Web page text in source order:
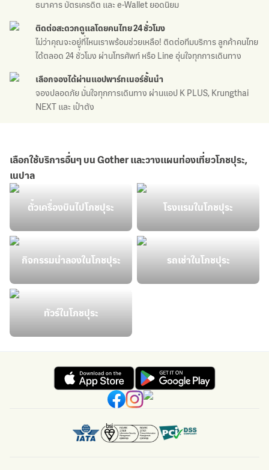
ธนาคาร บัตรเครดิต และ e-Wallet ยอดนิยม
ติดต่อสะดวกดูแลโดยคนไทย 24 ชั่วโมง
ไม่ว่าคุณจะอยู่ที่ไหนเราพร้อมช่วยเหลือ! ติดต่อทีมบริการลูกค้าคนไทย
ได้ตลอด 24 ชั่วโมง ผ่านโทรศัพท์ หรือ Lineอุ่นใจทุกการเดินทาง
เลือกจองได้ผ่านแอปพาร์ทเนอร์ชั้นนำ
จองปลอดภัย มั่นใจทุกการเดินทาง ผ่านแอป K PLUS,Krungthai
NEXT และ เป๋าตัง
เลือกใช้บริการอื่นๆ บน Gother และวางแผนท่องเที่ยวโภชปุระ,
เนปาล
ตั๋วเครื่องบินไปโภชปุระ โรงแรมในโภชปุระ
กิจกรรมน่าลองในโภชปุระ รถเช่าในโภชปุระ
ทัวร์ในโภชปุระ